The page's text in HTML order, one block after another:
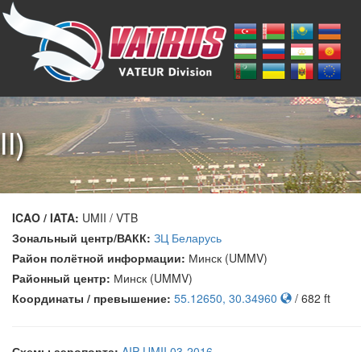
ICAO / IATA: UMII / VTB
Зональный центр/ВАКК: ЗЦ Беларусь
Район полётной информации: Минск (UMMV)
Районный центр: Минск (UMMV)
Координаты / превышение: 55.12650, 30.34960 / 682 ft